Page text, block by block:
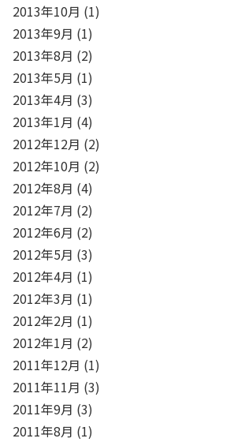
2013年10月 (1)
2013年9月 (1)
2013年8月 (2)
2013年5月 (1)
2013年4月 (3)
2013年1月 (4)
2012年12月 (2)
2012年10月 (2)
2012年8月 (4)
2012年7月 (2)
2012年6月 (2)
2012年5月 (3)
2012年4月 (1)
2012年3月 (1)
2012年2月 (1)
2012年1月 (2)
2011年12月 (1)
2011年11月 (3)
2011年9月 (3)
2011年8月 (1)